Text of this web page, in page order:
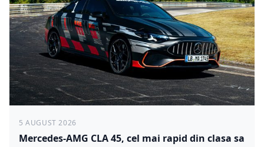
5 AUGUST 2026
Mercedes-AMG CLA 45, cel mai rapid din clasa sa